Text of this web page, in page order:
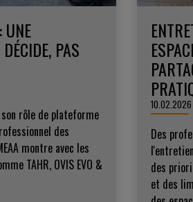
PAS
rôle de plateforme
des
montre avec les
TAHR, OVIS EVO &
10.02.2026
Des
des
et des